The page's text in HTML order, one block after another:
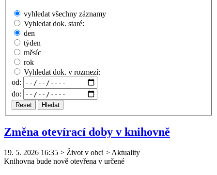
vyhledat všechny záznamy
Vyhledat dok. staré:
den
týden
měsíc
rok
Vyhledat dok. v rozmezí:
od:
do:
Reset Hledat
Změna otevírací doby v knihovně
19. 5. 2026 16:35 > Život v obci > Aktuality
Knihovna bude nově otevřena v určené